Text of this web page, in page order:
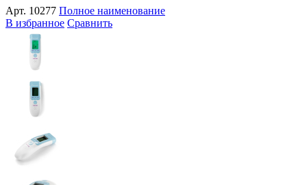
Арт. 10277 Полное наименование
В избранное Сравнить